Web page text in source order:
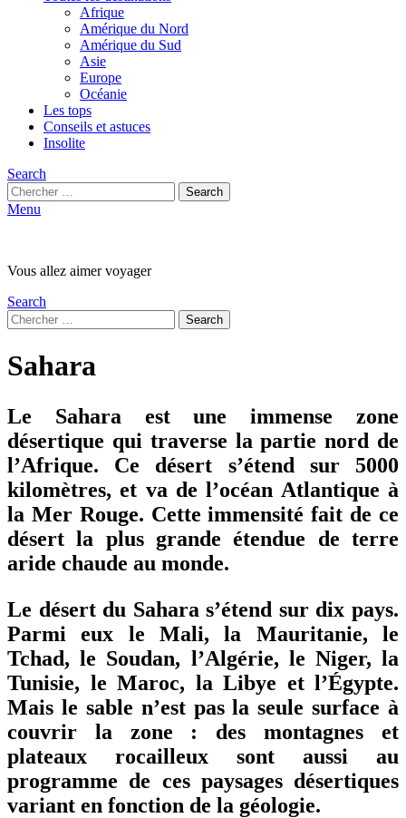
Afrique
Amérique du Nord
Amérique du Sud
Asie
Europe
Océanie
Les tops
Conseils et astuces
Insolite
Search
Search
for:
Search
Menu
Vous allez aimer voyager
Search
Search
for:
Search
Sahara
Le Sahara est une immense zone
désertique qui traverse la partie nord de
l’Afrique. Ce désert s’étend sur 5000
kilomètres, et va de l’océan Atlantique à
la Mer Rouge. Cette immensité fait de ce
désert la plus grande étendue de terre
aride chaude au monde.
Le désert du Sahara s’étend sur dix pays.
Parmi eux le Mali, la Mauritanie, le
Tchad, le Soudan, l’Algérie, le Niger, la
Tunisie, le Maroc, la Libye et l’Égypte.
Mais le sable n’est pas la seule surface à
couvrir la zone : des montagnes et
plateaux rocailleux sont aussi au
programme de ces paysages désertiques
variant en fonction de la géologie.